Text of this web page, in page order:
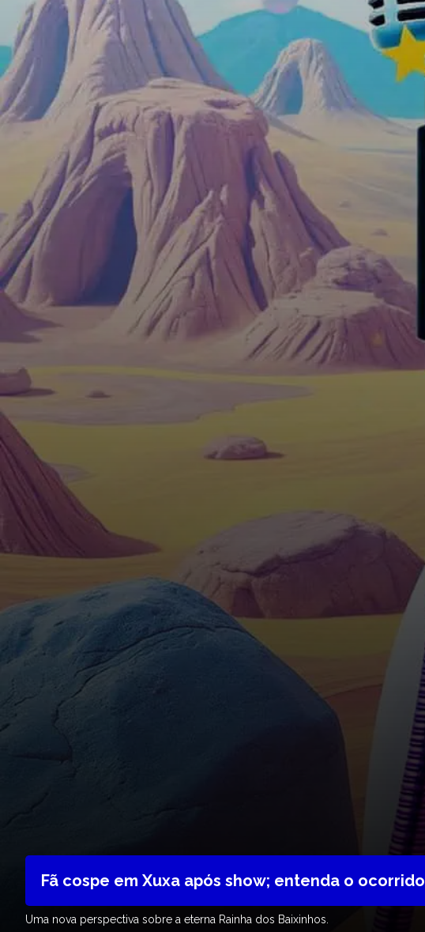
Fã cospe em Xuxa após show; entenda o ocorrido
Uma nova perspectiva sobre a eterna Rainha dos Baixinhos.